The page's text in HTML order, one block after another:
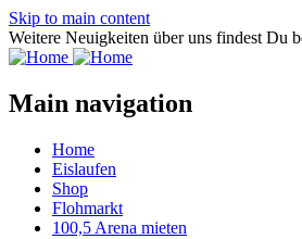
Skip to main content
Weitere Neuigkeiten über uns findest Du
Main navigation
Home
Eislaufen
Shop
Flohmarkt
100,5 Arena mieten